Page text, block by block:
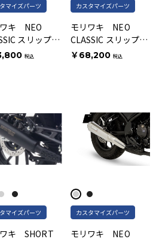
マイズパーツ
キ NEO
スリップオ
ラー ブラック
税込
カスタマイズパーツ
モリワキ NEO
CLASSIC スリップオ
ンマフラー ブラック
￥68,200 税込
マイズパーツ
キ SHORT
カスタマイズパーツ
モリワキ NEO